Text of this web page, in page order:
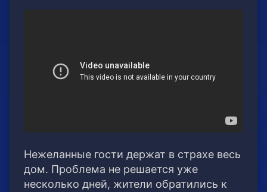
Нежеланные гости держат в страхе весь
дом. Проблема не решается уже
несколько дней, жители обратились к